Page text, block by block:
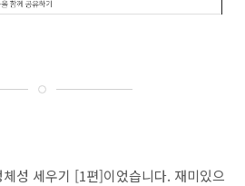
성 세우기 [1편]이었습니다. 재미있으